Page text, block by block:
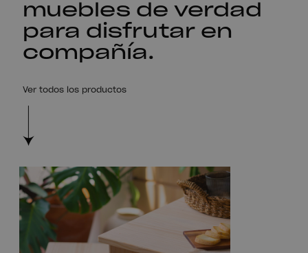
muebles de verdad
para disfrutar en
compañía.
Ver todos los productos